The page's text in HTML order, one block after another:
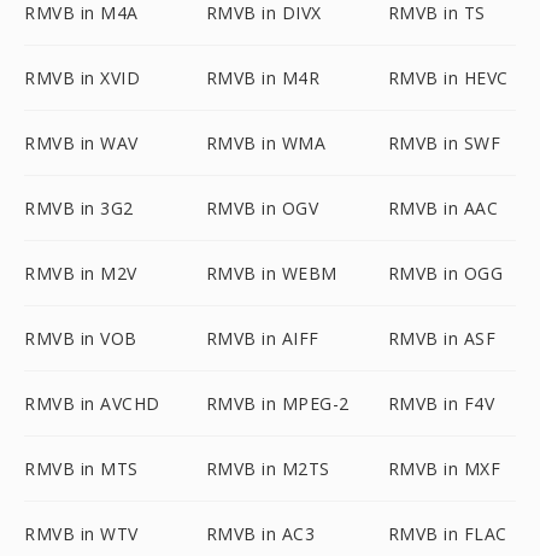
RMVB in M4A RMVB in DIVX RMVB in TS
RMVB in XVID RMVB in M4R RMVB in HEVC
RMVB in WAV RMVB in WMA RMVB in SWF
RMVB in 3G2 RMVB in OGV RMVB in AAC
RMVB in M2V RMVB in WEBM RMVB in OGG
RMVB in VOB RMVB in AIFF RMVB in ASF
RMVB in AVCHD RMVB in MPEG-2 RMVB in F4V
RMVB in MTS RMVB in M2TS RMVB in MXF
RMVB in WTV RMVB in AC3 RMVB in FLAC